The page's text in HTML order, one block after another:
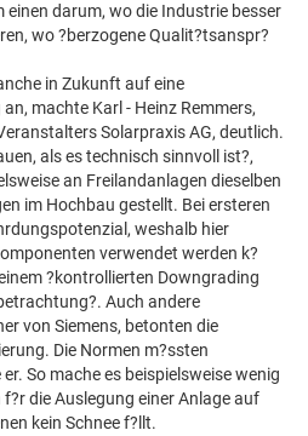
darum, wo die Industrie besser
wo ?berzogene Qualit?tsanspr?
in Zukunft auf eine
machte Karl - Heinz Remmers,
Solarpraxis AG, deutlich.
als es technisch sinnvoll ist?,
an Freilandanlagen dieselben
im Hochbau gestellt. Bei ersteren
weshalb hier
verwendet werden k?
?kontrollierten Downgrading
Auch andere
von Siemens, betonten die
Die Normen m?ssten
So mache es beispielsweise wenig
die Auslegung einer Anlage auf
kein Schnee f?llt.